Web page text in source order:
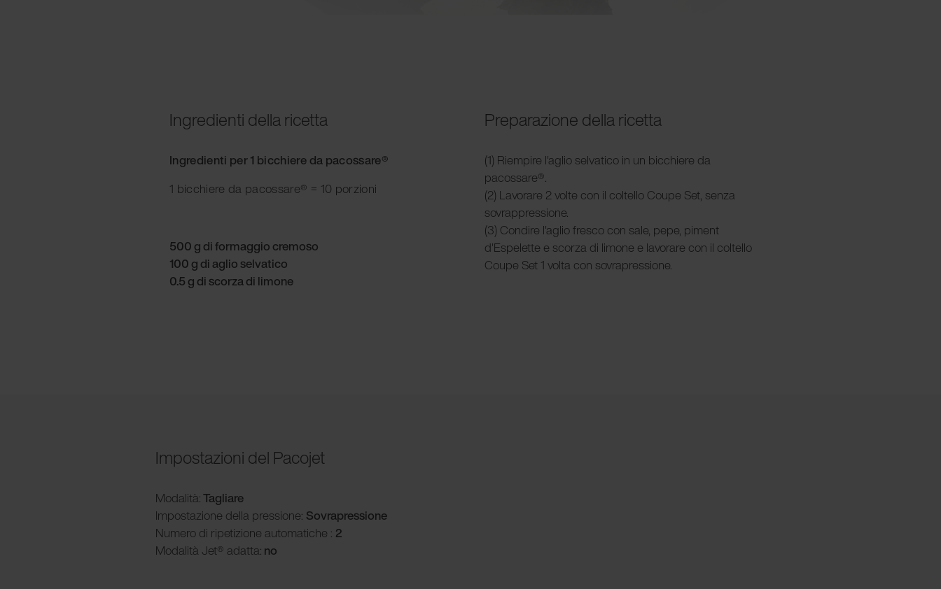
Ingredienti della ricetta
Ingredienti per 1 bicchiere da pacossare®
1 bicchiere da pacossare® = 10 porzioni
500 g di formaggio cremoso
100 g di aglio selvatico
0.5 g di scorza di limone
Preparazione della ricetta
(1) Riempire l'aglio selvatico in un bicchiere da
pacossare®.
(2) Lavorare 2 volte con il coltello Coupe Set, senza
sovrappressione.
(3) Condire l'aglio fresco con sale, pepe, piment
d'Espelette e scorza di limone e lavorare con il coltello
Coupe Set 1 volta con sovrapressione.
Impostazioni del Pacojet
Modalità:Tagliare
Impostazione della pressione: Sovrapressione
Numero di ripetizione automatiche : 2
Modalità Jet® adatta: no